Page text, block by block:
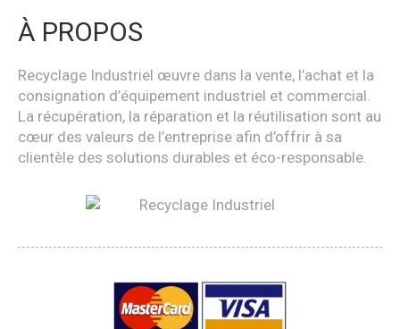
À PROPOS
Recyclage Industriel œuvre dans la vente, l’achat et la
consignation d’équipement industriel et commercial.
La récupération, la réparation et la réutilisation sont au
cœur des valeurs de l’entreprise afin d’offrir à sa
clientèle des solutions durables et éco-responsable.